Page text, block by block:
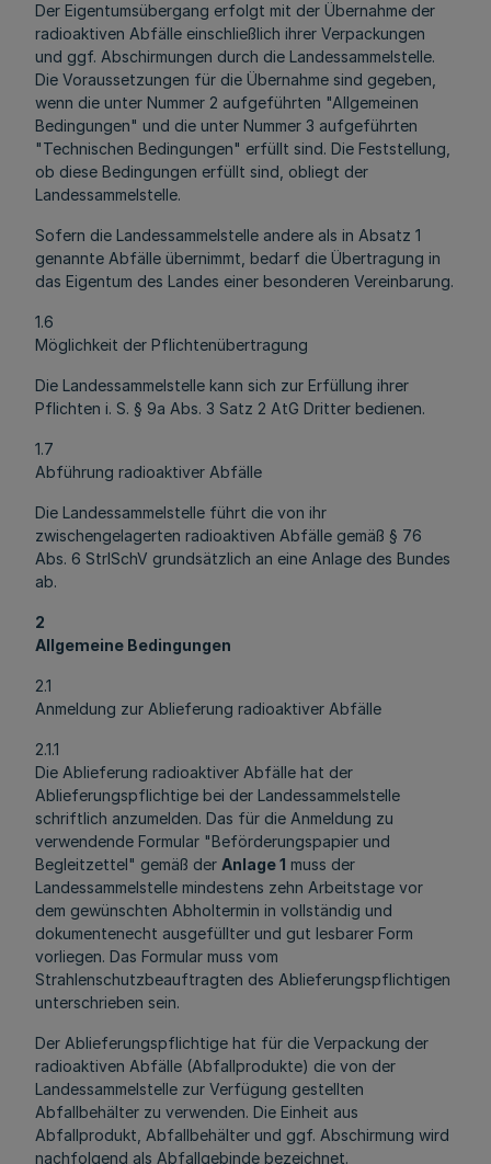
Der Eigentumsübergang erfolgt mit der Übernahme der
radioaktiven Abfälle einschließlich ihrer Verpackungen
und ggf. Abschirmungen durch die Landessammelstelle.
Die Voraussetzungen für die Übernahme sind gegeben,
wenn die unter Nummer 2 aufgeführten "Allgemeinen
Bedingungen" und die unter Nummer 3 aufgeführten
"Technischen Bedingungen" erfüllt sind. Die Feststellung,
ob diese Bedingungen erfüllt sind, obliegt der
Landessammelstelle.
Sofern die Landessammelstelle andere als in Absatz 1
genannte Abfälle übernimmt, bedarf die Übertragung in
das Eigentum des Landes einer besonderen Vereinbarung.
1.6
Möglichkeit der Pflichtenübertragung
Die Landessammelstelle kann sich zur Erfüllung ihrer
Pflichten i. S. § 9a Abs. 3 Satz 2 AtG Dritter bedienen.
1.7
Abführung radioaktiver Abfälle
Die Landessammelstelle führt die von ihr
zwischengelagerten radioaktiven Abfälle gemäß § 76
Abs. 6 StrlSchV grundsätzlich an eine Anlage des Bundes
ab.
2
Allgemeine Bedingungen
2.1
Anmeldung zur Ablieferung radioaktiver Abfälle
2.1.1
Die Ablieferung radioaktiver Abfälle hat der
Ablieferungspflichtige bei der Landessammelstelle
schriftlich anzumelden. Das für die Anmeldung zu
verwendende Formular "Beförderungspapier und
Begleitzettel" gemäß der Anlage 1 muss der
Landessammelstelle mindestens zehn Arbeitstage vor
dem gewünschten Abholtermin in vollständig und
dokumentenecht ausgefüllter und gut lesbarer Form
vorliegen. Das Formular muss vom
Strahlenschutzbeauftragten des Ablieferungspflichtigen
unterschrieben sein.
Der Ablieferungspflichtige hat für die Verpackung der
radioaktiven Abfälle (Abfallprodukte) die von der
Landessammelstelle zur Verfügung gestellten
Abfallbehälter zu verwenden. Die Einheit aus
Abfallprodukt, Abfallbehälter und ggf. Abschirmung wird
nachfolgend als Abfallgebinde bezeichnet.